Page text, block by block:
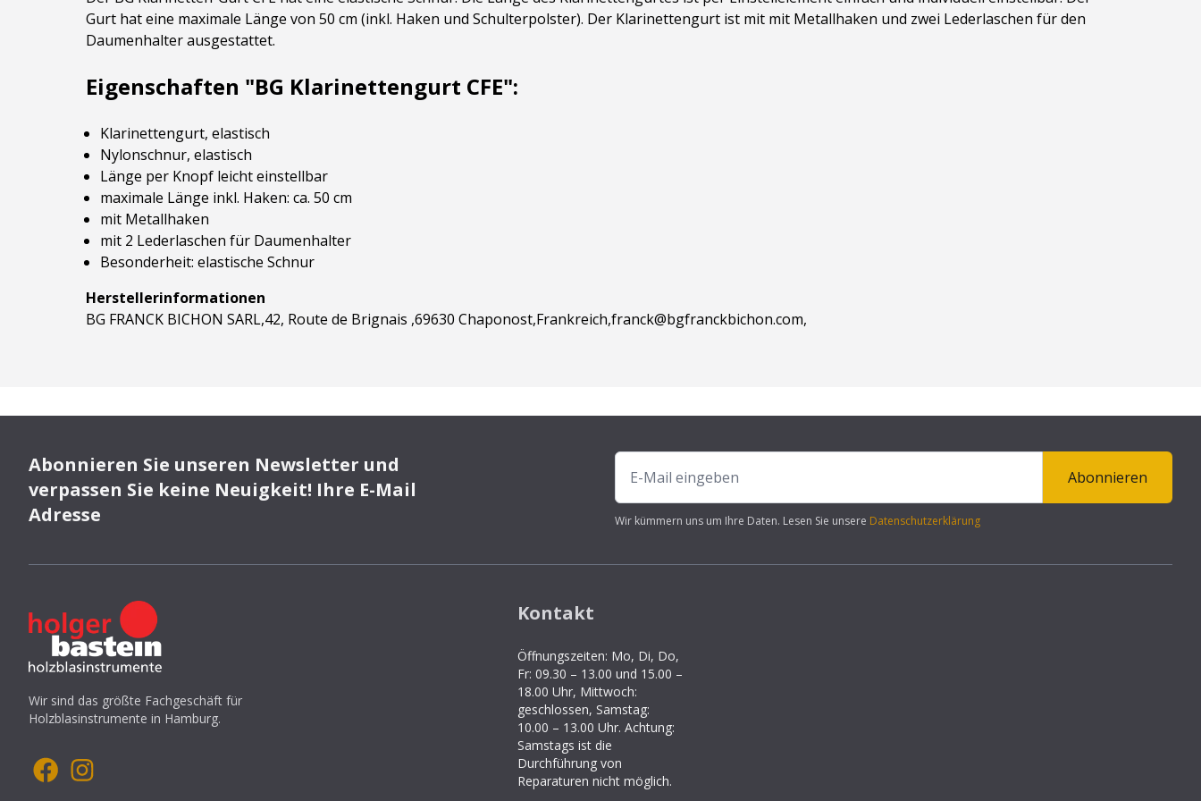
Gurt hat eine maximale Länge von 50 cm (inkl. Haken und Schulterpolster). Der Klarinettengurt ist mit mit Metallhaken und zwei Lederlaschen für den
Daumenhalter ausgestattet.
Eigenschaften "BG Klarinettengurt CFE":
Klarinettengurt, elastisch
Nylonschnur, elastisch
Länge per Knopf leicht einstellbar
maximale Länge inkl. Haken: ca. 50 cm
mit Metallhaken
mit 2 Lederlaschen für Daumenhalter
Besonderheit: elastische Schnur
Herstellerinformationen
BG FRANCK BICHON SARL,42, Route de Brignais ,69630 Chaponost,Frankreich,franck@bgfranckbichon.com,
Abonnieren Sie unseren Newsletter und
verpassen Sie keine Neuigkeit! Ihre E-Mail
Adresse
Abonnieren
Wir kümmern uns um Ihre Daten. Lesen Sie unsere Datenschutzerklärung
Wir sind das größte Fachgeschäft für
Holzblasinstrumente in Hamburg.
Kontakt
Öffnungszeiten: Mo, Di, Do,
Fr: 09.30 – 13.00 und 15.00 –
18.00 Uhr, Mittwoch:
geschlossen, Samstag:
10.00 – 13.00 Uhr. Achtung:
Samstags ist die
Durchführung von
Reparaturen nicht möglich.